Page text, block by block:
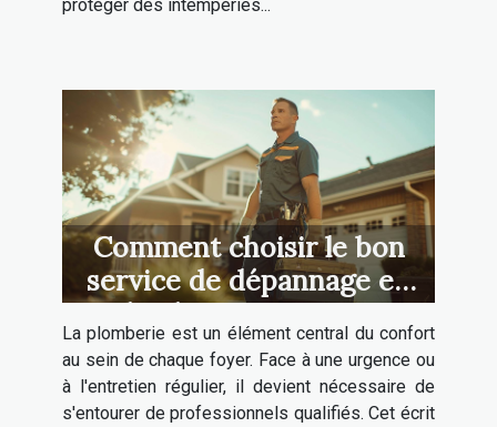
protéger des intempéries...
Comment choisir le bon
service de dépannage en
plomberie pour votre
maison
La plomberie est un élément central du confort
au sein de chaque foyer. Face à une urgence ou
à l'entretien régulier, il devient nécessaire de
s'entourer de professionnels qualifiés. Cet écrit